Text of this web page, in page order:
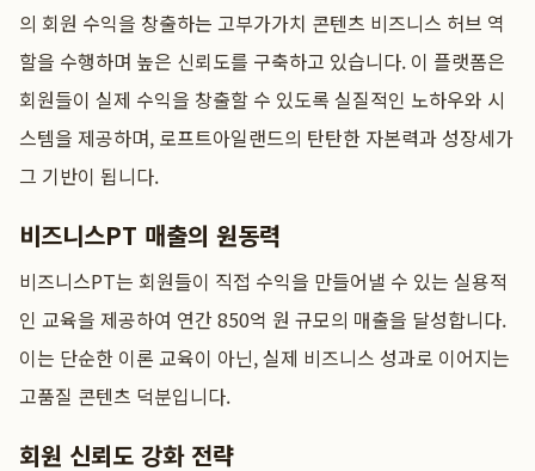
의 회원 수익을 창출하는 고부가가치 콘텐츠 비즈니스 허브 역
할을 수행하며 높은 신뢰도를 구축하고 있습니다. 이 플랫폼은
회원들이 실제 수익을 창출할 수 있도록 실질적인 노하우와 시
스템을 제공하며, 로프트아일랜드의 탄탄한 자본력과 성장세가
그 기반이 됩니다.
비즈니스PT 매출의 원동력
비즈니스PT는 회원들이 직접 수익을 만들어낼 수 있는 실용적
인 교육을 제공하여 연간 850억 원 규모의 매출을 달성합니다.
이는 단순한 이론 교육이 아닌, 실제 비즈니스 성과로 이어지는
고품질 콘텐츠 덕분입니다.
회원 신뢰도 강화 전략